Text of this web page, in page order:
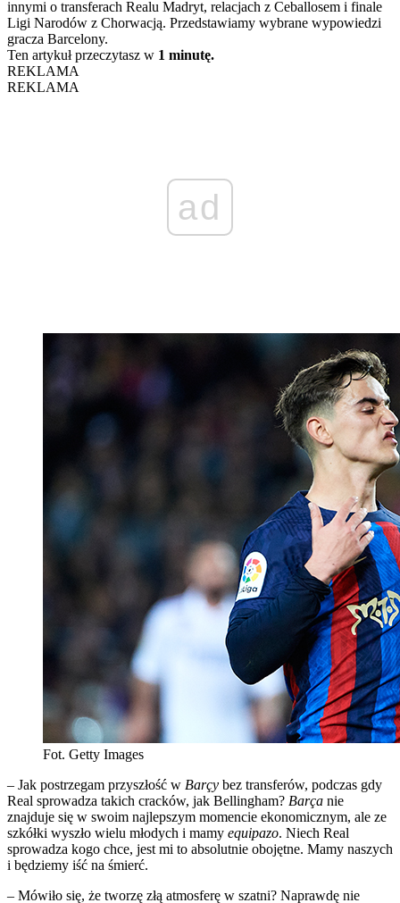
innymi o transferach Realu Madryt, relacjach z Ceballosem i finale
Ligi Narodów z Chorwacją. Przedstawiamy wybrane wypowiedzi
gracza Barcelony.
Ten artykuł przeczytasz w 1 minutę.
REKLAMA
REKLAMA
ad
Fot. Getty Images
– Jak postrzegam przyszłość w Barçy bez transferów, podczas gdy
Real sprowadza takich cracków, jak Bellingham? Barça nie
znajduje się w swoim najlepszym momencie ekonomicznym, ale ze
szkółki wyszło wielu młodych i mamy equipazo. Niech Real
sprowadza kogo chce, jest mi to absolutnie obojętne. Mamy naszych
i będziemy iść na śmierć.
– Mówiło się, że tworzę złą atmosferę w szatni? Naprawdę nie